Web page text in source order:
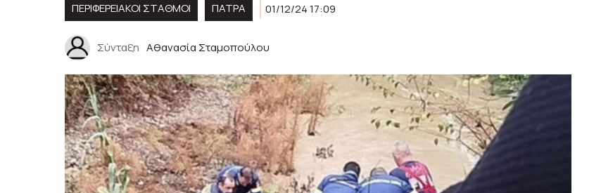
ΠΕΡΙΦΕΡΕΙΑΚΟΊ ΣΤΑΘΜΟΊ ΠΑΤΡΑ 01/12/24 17:09
Σύνταξη Αθανασία Σταμοπούλου